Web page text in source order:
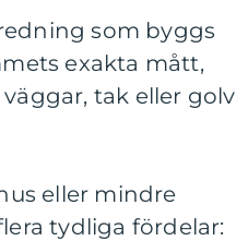
som byggs
exakta mått,
tak eller golv
eller mindre
tydliga fördelar: